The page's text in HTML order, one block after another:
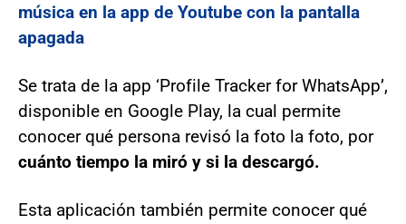
música en la app de Youtube con la pantalla
apagada
Se trata de la app ‘Profile Tracker for WhatsApp’,
disponible en Google Play, la cual permite
conocer qué persona revisó la foto la foto, por
cuánto tiempo la miró y si la descargó.
Esta aplicación también permite conocer qué